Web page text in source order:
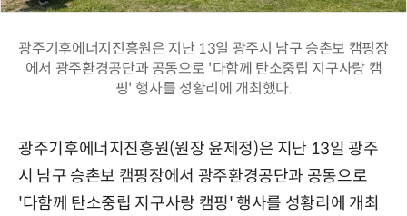
광주기후에너지진흥원은 지난 13일 광주시 남구 승촌보 캠핑장
에서 광주환경공단과 공동으로 '다함께 탄소중립 지구사랑 캠
핑' 행사를 성황리에 개최했다.
광주기후에너지진흥원(원장 윤제정)은 지난 13일 광주
시 남구 승촌보 캠핑장에서 광주환경공단과 공동으로
'다함께 탄소중립 지구사랑 캠핑' 행사를 성황리에 개최